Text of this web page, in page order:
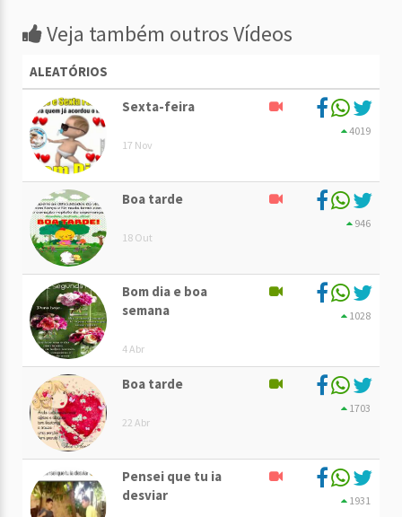
Veja também outros Vídeos
ALEATÓRIOS
Sexta-feira
17 Nov
4019
Boa tarde
18 Out
946
Bom dia e boa
semana
4 Abr
1028
Boa tarde
22 Abr
1703
Pensei que tu ia
desviar
1931